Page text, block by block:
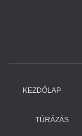
KEZDŐLAP
TÚRÁZÁS